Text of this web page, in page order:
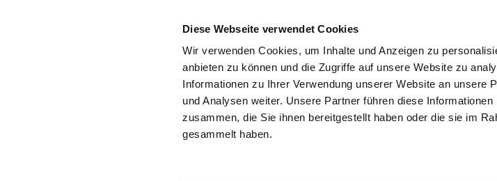
Diese Webseite verwendet Cookies
Wir verwenden Cookies, um Inhalte und Anzeigen zu
anbieten zu können und die Zugriffe auf unsere Website zu
Informationen zu Ihrer Verwendung unserer Website an unsere
und Analysen weiter. Unsere Partner führen diese
zusammen, die Sie ihnen bereitgestellt haben oder die sie im
gesammelt haben.
SUCHEN TIPPS &
Zur Krankenhaus-Startseite